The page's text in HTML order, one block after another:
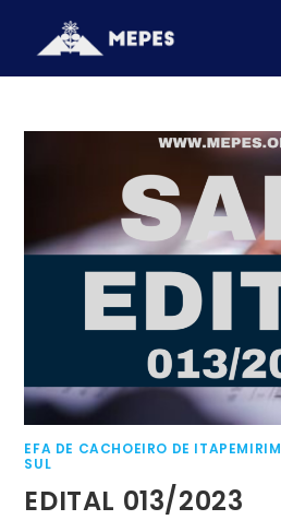
EFA DE CACHOEIRO DE ITAPEMIRIM
SUL
EDITAL 013/2023